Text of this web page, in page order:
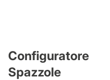
Configuratore
Spazzole